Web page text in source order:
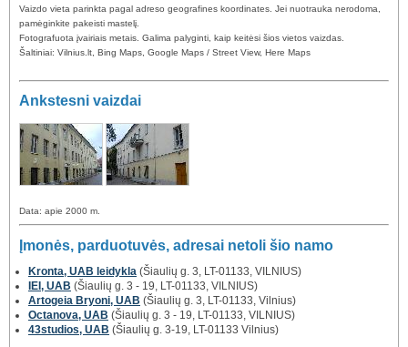
Vaizdo vieta parinkta pagal adreso geografines koordinates. Jei nuotrauka nerodoma,
pamėginkite pakeisti mastelį.
Fotografuota įvairiais metais. Galima palyginti, kaip keitėsi šios vietos vaizdas.
Šaltiniai: Vilnius.lt, Bing Maps, Google Maps / Street View, Here Maps
Ankstesni vaizdai
Data: apie 2000 m.
Įmonės, parduotuvės, adresai netoli šio namo
Kronta, UAB leidykla (Šiaulių g. 3, LT-01133, VILNIUS)
IEI, UAB (Šiaulių g. 3 - 19, LT-01133, VILNIUS)
Artogeia Bryoni, UAB (Šiaulių g. 3, LT-01133, Vilnius)
Octanova, UAB (Šiaulių g. 3 - 19, LT-01133, VILNIUS)
43studios, UAB (Šiaulių g. 3-19, LT-01133 Vilnius)